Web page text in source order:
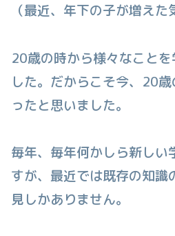
（最近、年下の子が増えた
20歳の時から様々なこと
した。だからこそ今、20
ったと思いました。
毎年、毎年何かしら新しい
すが、最近では既存の知識
見しかありません。